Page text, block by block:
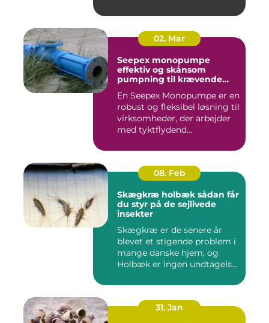
02. Mar
Seepex monopumpe
effektiv og skånsom
pumpning til krævende
En Seepex Monopumpe er en
robust og fleksibel løsning til
virksomheder, der arbejder
med tyktflydend...
08. Feb
Skægkræ holbæk sådan får
du styr på de sejlivede
insekter
Skægkræ er de senere år
blevet et stigende problem i
mange danske hjem, og
Holbæk er ingen undtagels...
31. Jan